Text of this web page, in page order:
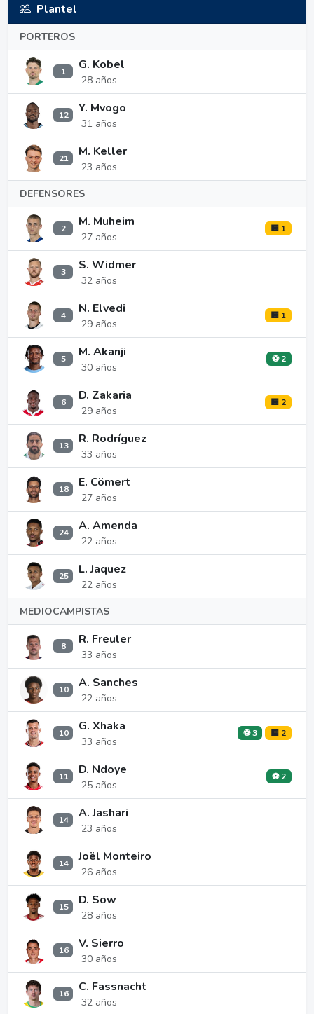
Plantel
PORTEROS
1 G. Kobel
28 años
12 Y. Mvogo
31 años
21 M. Keller
23 años
DEFENSORES
2 M. Muheim
27 años
🟨 1
3 S. Widmer
32 años
4 N. Elvedi
29 años
🟨 1
5 M. Akanji
30 años
⚽ 2
6 D. Zakaria
29 años
🟨 2
13 R. Rodríguez
33 años
18 E. Cömert
27 años
24 A. Amenda
22 años
25 L. Jaquez
22 años
MEDIOCAMPISTAS
8 R. Freuler
33 años
10 A. Sanches
22 años
10 G. Xhaka
33 años
⚽ 3 🟨 2
11 D. Ndoye
25 años
⚽ 2
14 A. Jashari
23 años
14 Joël Monteiro
26 años
15 D. Sow
28 años
16 V. Sierro
30 años
16 C. Fassnacht
32 años